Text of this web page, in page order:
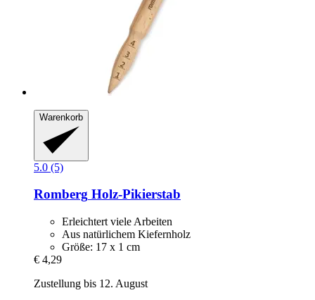
Warenkorb
5.0 (5)
Romberg Holz-​Pikierstab
Erleichtert viele Arbeiten
Aus natürlichem Kiefernholz
Größe: 17 x 1 cm
€ 4,29
Zustellung bis 12. August